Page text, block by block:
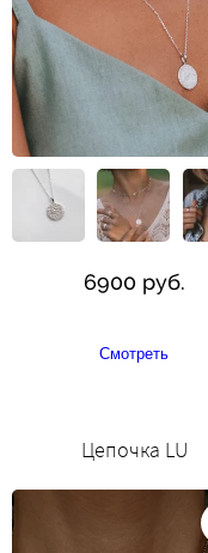
6900 руб.
Смотреть
Цепочка LU